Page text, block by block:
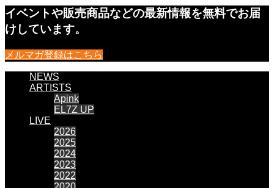
イベントや販売商品などの最新情報を無料でお届
けしています。
メルマガ登録はこちら
NEWS
ARTISTS
Apink
EL7Z UP
LIVE
2026
2025
2024
2023
2022